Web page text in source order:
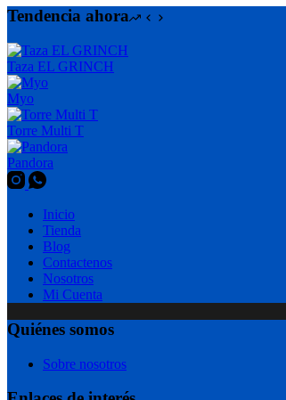
Tendencia ahora
Taza EL GRINCH
Myo
Torre Multi T
Pandora
Inicio
Tienda
Blog
Contactenos
Nosotros
Mi Cuenta
Quiénes somos
Sobre nosotros